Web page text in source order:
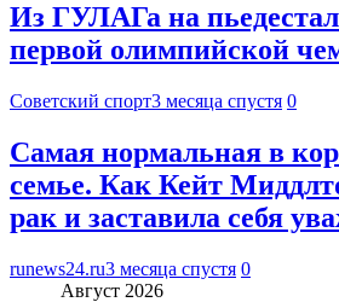
Из ГУЛАГа на
первой олимпийской
Советский спорт3 месяца спустя 0
Самая нормальная в
семье. Как Кейт
рак и заставила себя
runews24.ru3 месяца спустя 0
Август 2026